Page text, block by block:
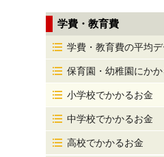
学費・教育費
学費・教育費の平均デ
保育園・幼稚園にか
小学校でかかるお金
中学校でかかるお金
高校でかかるお金